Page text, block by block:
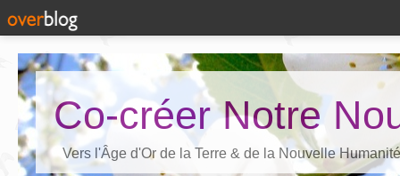
Co-créer Notre
Vers l'Âge d'Or de la Terre & de la Nouvelle Humanité